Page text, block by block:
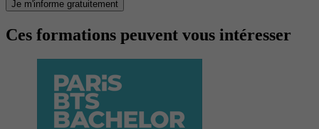
Je m'informe gratuitement
Ces formations peuvent vous intéresser